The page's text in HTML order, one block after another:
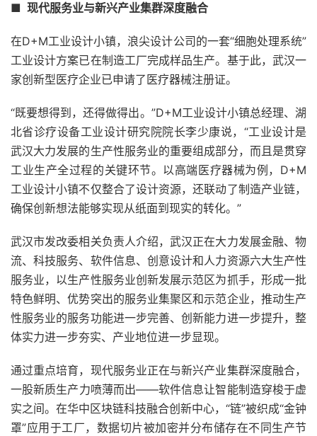
■ 现代服务业与新兴产业集群深度融合
在D+M工业设计小镇，浪尖设计公司的一套“细胞处理系统”
工业设计方案已在制造工厂完成样品生产。基于此，武汉一
家创新型医疗企业已申请了医疗器械注册证。
“既要想得到，还得做得出。”D+M工业设计小镇总经理、湖
北省诊疗设备工业设计研究院院长李少康说，“工业设计是
武汉大力发展的生产性服务业的重要组成部分，而且是贯穿
工业生产全过程的关键环节。以高端医疗器械为例，D+M
工业设计小镇不仅整合了设计资源，还联动了制造产业链，
确保创新想法能够实现从纸面到现实的转化。”
武汉市发改委相关负责人介绍，武汉正在大力发展金融、物
流、科技服务、软件信息、创意设计和人力资源六大生产性
服务业，以生产性服务业创新发展示范区为抓手，形成一批
特色鲜明、优势突出的服务业集聚区和示范企业，推动生产
性服务业的服务功能进一步完善、创新能力进一步提升，整
体实力进一步夯实、产业地位进一步显现。
通过重点培育，现代服务业正在与新兴产业集群深度融合，
一股新质生产力喷薄而出——软件信息让智能制造穿梭于虚
实之间。在华中区块链科技融合创新中心，“链”被织成“金钟
罩”应用于工厂，数据切片被加密并分布储存在不同生产节